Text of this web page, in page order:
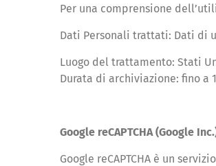
Per una comprensione
Dati Personali trattati: Dati di
Luogo del trattamento: Stati
Durata di archiviazione: fino a
Google reCAPTCHA (Google
Google reCAPTCHA è un